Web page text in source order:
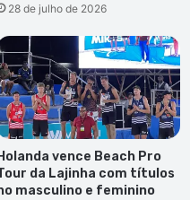
28 de julho de 2026
vence Beach Pro
da Lajinha com títulos
masculino e feminino